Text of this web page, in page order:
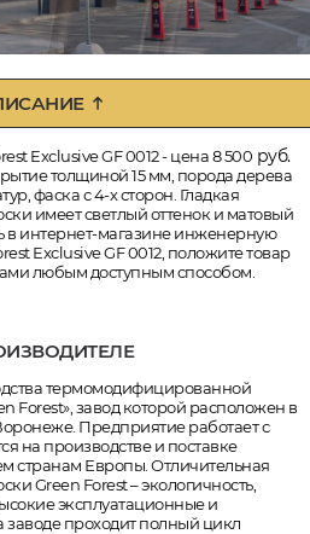
Exclusive GF 0012 - цена 8 500 руб.
толщиной 15 мм, порода дерева
фаска с 4-х сторон. Гладкая
имеет светлый оттенок и матовый
в интернет-магазине инженерную
Exclusive GF 0012, положите товар
любым доступным способом.
термомодифицированной
Forest», завод которой расположен в
Предприятие работает с
на производстве и поставке
странам Европы. Отличительная
Green Forest – экологичность,
эксплуатационные и
заводе проходит полный цикл